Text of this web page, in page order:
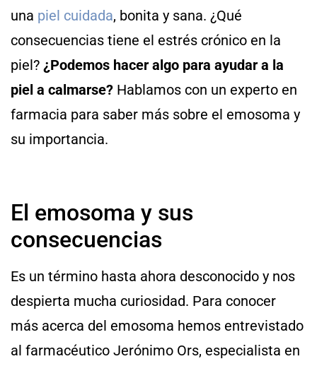
una piel cuidada, bonita y sana. ¿Qué
consecuencias tiene el estrés crónico en la
piel? ¿Podemos hacer algo para ayudar a la
piel a calmarse? Hablamos con un experto en
farmacia para saber más sobre el emosoma y
su importancia.
El emosoma y sus
consecuencias
Es un término hasta ahora desconocido y nos
despierta mucha curiosidad. Para conocer
más acerca del emosoma hemos entrevistado
al farmacéutico Jerónimo Ors, especialista en